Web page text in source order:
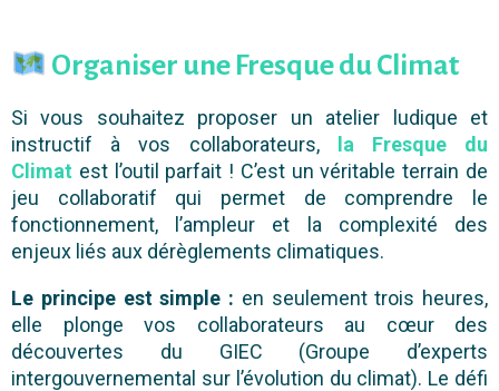
Organiser une Fresque du Climat
Si vous souhaitez proposer un atelier ludique et
instructif à vos collaborateurs, la Fresque du
Climat est l’outil parfait ! C’est un véritable terrain de
jeu collaboratif qui permet de comprendre le
fonctionnement, l’ampleur et la complexité des
enjeux liés aux dérèglements climatiques.
Le principe est simple : en seulement trois heures,
elle plonge vos collaborateurs au cœur des
découvertes du GIEC (Groupe d’experts
intergouvernemental sur l’évolution du climat). Le défi